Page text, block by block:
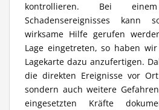
kontrollieren. Bei
Schadensereignisses kann
wirksame Hilfe gerufen
Lage eingetreten, so haben
Lagekarte dazu anzufertigen.
die direkten Ereignisse vor
sondern auch weitere
eingesetzten Kräfte